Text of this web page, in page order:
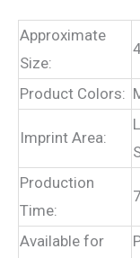
Approximate
Size:
Product Colors:
Imprint Area:
Production
Time:
Available for